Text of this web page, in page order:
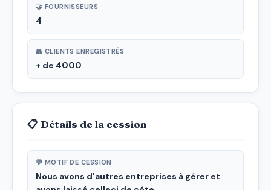
🤝 FOURNISSEURS
4
👥 CLIENTS ENREGISTRÉS
+ de 4000
📋 Détails de la cession
💬 MOTIF DE CESSION
Nous avons d'autres entreprises à gérer et